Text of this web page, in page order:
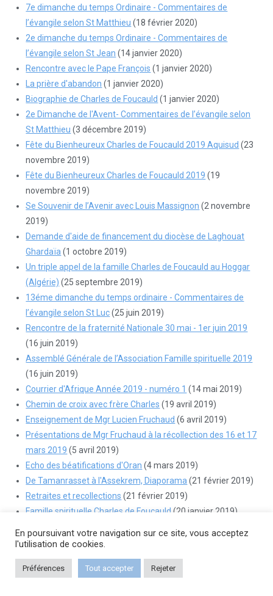
7e dimanche du temps Ordinaire - Commentaires de
l’évangile selon St Matthieu (18 février 2020)
2e dimanche du temps Ordinaire - Commentaires de
l’évangile selon St Jean (14 janvier 2020)
Rencontre avec le Pape François (1 janvier 2020)
La prière d'abandon (1 janvier 2020)
Biographie de Charles de Foucauld (1 janvier 2020)
2e Dimanche de l'Avent- Commentaires de l’évangile selon
St Matthieu (3 décembre 2019)
Fête du Bienheureux Charles de Foucauld 2019 Aquisud (23
novembre 2019)
Fête du Bienheureux Charles de Foucauld 2019 (19
novembre 2019)
Se Souvenir de l’Avenir avec Louis Massignon (2 novembre
2019)
Demande d'aide de financement du diocèse de Laghouat
Ghardaïa (1 octobre 2019)
Un triple appel de la famille Charles de Foucauld au Hoggar
(Algérie) (25 septembre 2019)
13éme dimanche du temps ordinaire - Commentaires de
l’évangile selon St Luc (25 juin 2019)
Rencontre de la fraternité Nationale 30 mai - 1er juin 2019
(16 juin 2019)
Assemblé Générale de l’Association Famille spirituelle 2019
(16 juin 2019)
Courrier d'Afrique Année 2019 - numéro 1 (14 mai 2019)
Chemin de croix avec frère Charles (19 avril 2019)
Enseignement de Mgr Lucien Fruchaud (6 avril 2019)
Présentations de Mgr Fruchaud à la récollection des 16 et 17
mars 2019 (5 avril 2019)
Echo des béatifications d'Oran (4 mars 2019)
De Tamanrasset à l'Assekrem, Diaporama (21 février 2019)
Retraites et recollections (21 février 2019)
Famille spirituelle Charles de Foucauld (20 janvier 2019)
Récollection inter-régionale
"La vie de Charles de Foucauld" par la compagnie des
Skowies(7 décembre 2018)
En poursuivant votre navigation sur ce site, vous acceptez
l'utilisation de cookies.
Préférences Tout accepter Rejeter